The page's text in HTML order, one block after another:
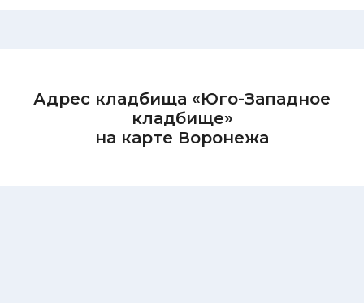
Адрес кладбища «Юго-Западное
кладбище»
на карте Воронежа